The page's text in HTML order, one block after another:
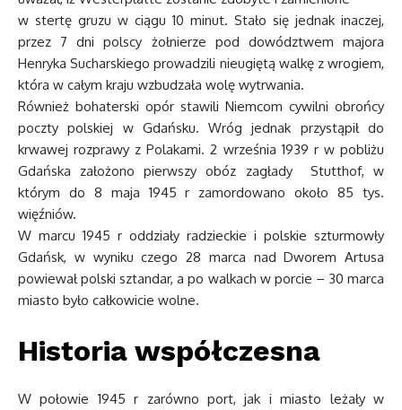
w stertę gruzu w ciągu 10 minut. Stało się jednak inaczej,
przez 7 dni polscy żołnierze pod dowództwem majora
Henryka Sucharskiego prowadzili nieugiętą walkę z wrogiem,
która w całym kraju wzbudzała wolę wytrwania.
Również bohaterski opór stawili Niemcom cywilni obrońcy
poczty polskiej w Gdańsku. Wróg jednak przystąpił do
krwawej rozprawy z Polakami. 2 września 1939 r w pobliżu
Gdańska założono pierwszy obóz zagłady Stutthof, w
którym do 8 maja 1945 r zamordowano około 85 tys.
więźniów.
W marcu 1945 r oddziały radzieckie i polskie szturmowły
Gdańsk, w wyniku czego 28 marca nad Dworem Artusa
powiewał polski sztandar, a po walkach w porcie – 30 marca
miasto było całkowicie wolne.
Historia współczesna
W połowie 1945 r zarówno port, jak i miasto leżały w